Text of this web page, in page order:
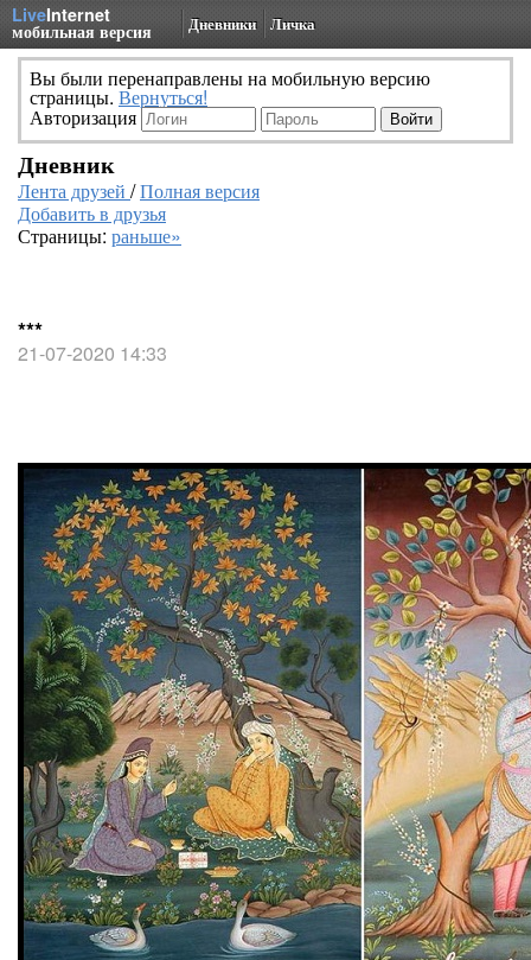
LiveInternet
мобильная версия Дневники Личка
Вы были перенаправлены на мобильную версию
страницы. Вернуться!
Авторизация
Дневник
Лента друзей /Полная версия
Добавить в друзья
Страницы: раньше»
***
21-07-2020 14:33